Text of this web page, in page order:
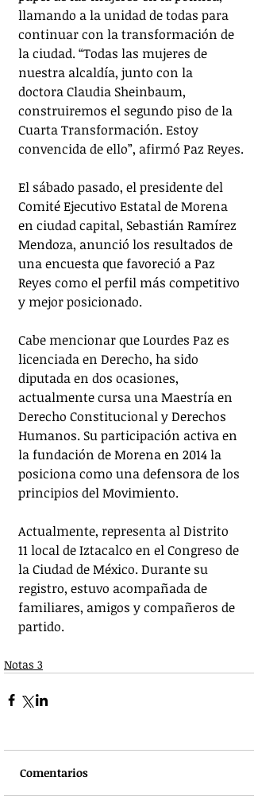
llamando a la unidad de todas para
continuar con la transformación de
la ciudad. “Todas las mujeres de
nuestra alcaldía, junto con la
doctora Claudia Sheinbaum,
construiremos el segundo piso de la
Cuarta Transformación. Estoy
convencida de ello”, afirmó Paz Reyes.
El sábado pasado, el presidente del
Comité Ejecutivo Estatal de Morena
en ciudad capital, Sebastián Ramírez
Mendoza, anunció los resultados de
una encuesta que favoreció a Paz
Reyes como el perfil más competitivo
y mejor posicionado.
Cabe mencionar que Lourdes Paz es
licenciada en Derecho, ha sido
diputada en dos ocasiones,
actualmente cursa una Maestría en
Derecho Constitucional y Derechos
Humanos. Su participación activa en
la fundación de Morena en 2014 la
posiciona como una defensora de los
principios del Movimiento.
Actualmente, representa al Distrito
11 local de Iztacalco en el Congreso de
la Ciudad de México. Durante su
registro, estuvo acompañada de
familiares, amigos y compañeros de
partido.
Notas 3
Comentarios